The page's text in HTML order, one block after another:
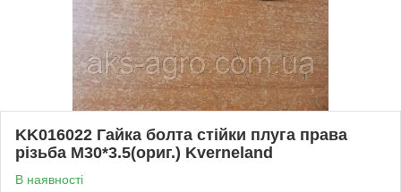
KK016022 Гайка болта стійки плуга права
різьба М30*3.5(ориг.) Kverneland
В наявності